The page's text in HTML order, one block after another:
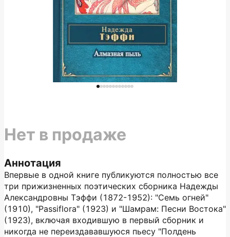
Аннотация
Впервые в одной книге публикуются полностью все
три прижизненных поэтических сборника Надежды
Александровны Тэффи (1872-1952): "Семь огней"
(1910), "Passiflora" (1923) и "Шамрам: Песни Востока"
(1923), включая входившую в первый сборник и
никогда не переиздававшуюся пьесу "Полдень
Нет в продаже